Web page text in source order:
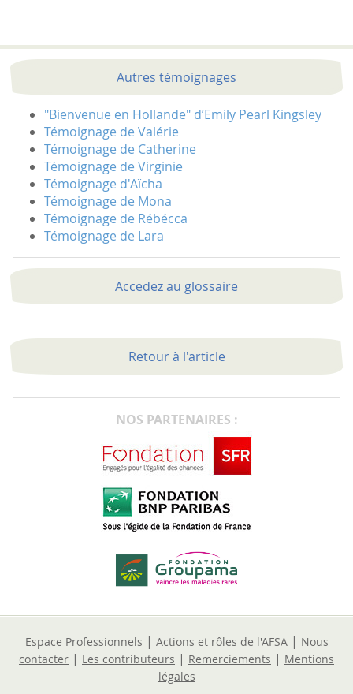
Autres témoignages
"Bienvenue en Hollande" d’Emily Pearl Kingsley
Témoignage de Valérie
Témoignage de Catherine
Témoignage de Virginie
Témoignage d'Aïcha
Témoignage de Mona
Témoignage de Rébécca
Témoignage de Lara
Accedez au glossaire
Retour à l'article
NOS PARTENAIRES :
Espace Professionnels | Actions et rôles de l'AFSA| Nous
contacter | Les contributeurs | Remerciements | Mentions
légales